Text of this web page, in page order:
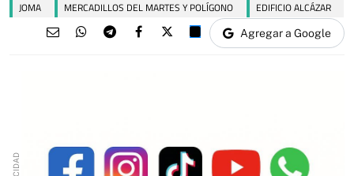
JOMA MERCADILLOS DEL MARTES Y POLÍGONO EDIFICIO ALCÁZAR
Agregar a Google